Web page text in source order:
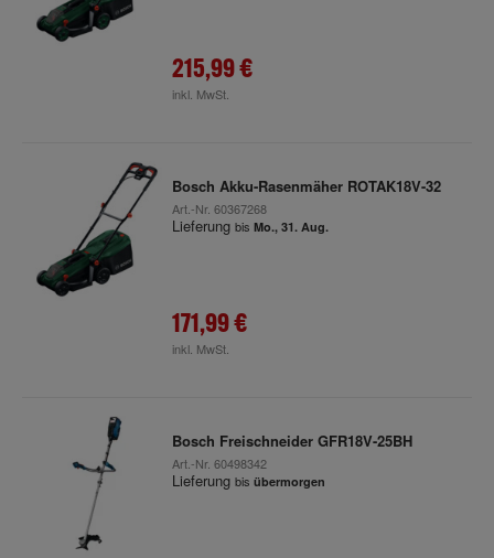
215,99 €
inkl. MwSt.
Bosch Akku-Rasenmäher ROTAK18V-32
Art.-Nr. 60367268
Lieferung bis Mo., 31. Aug.
171,99 €
inkl. MwSt.
Bosch Freischneider GFR18V-25BH
Art.-Nr. 60498342
Lieferung bis übermorgen